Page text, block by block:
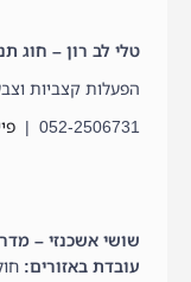
טלי לב רון – חוג
הפעלות קצביות
052-2506731 |
שושי אשכנזי –
עובדת באזורים: